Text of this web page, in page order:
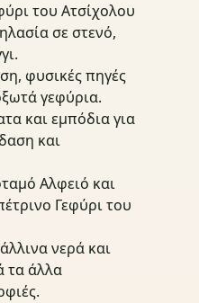
του Ατσίχολου
σε στενό,
φυσικές πηγές
γεφύρια.
και εμπόδια για
και
Αλφειό και
Γεφύρι του
νερά και
τα άλλα